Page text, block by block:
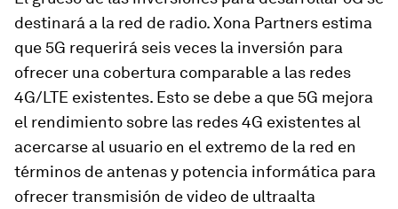
destinará a la red de radio. Xona Partners estima
que 5G requerirá seis veces la inversión para
ofrecer una cobertura comparable a las redes
4G/LTE existentes. Esto se debe a que 5G mejora
el rendimiento sobre las redes 4G existentes al
acercarse al usuario en el extremo de la red en
términos de antenas y potencia informática para
ofrecer transmisión de video de ultraalta